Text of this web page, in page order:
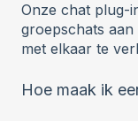
Onze chat plug-
groepschats
met elkaar te
Hoe maak ik